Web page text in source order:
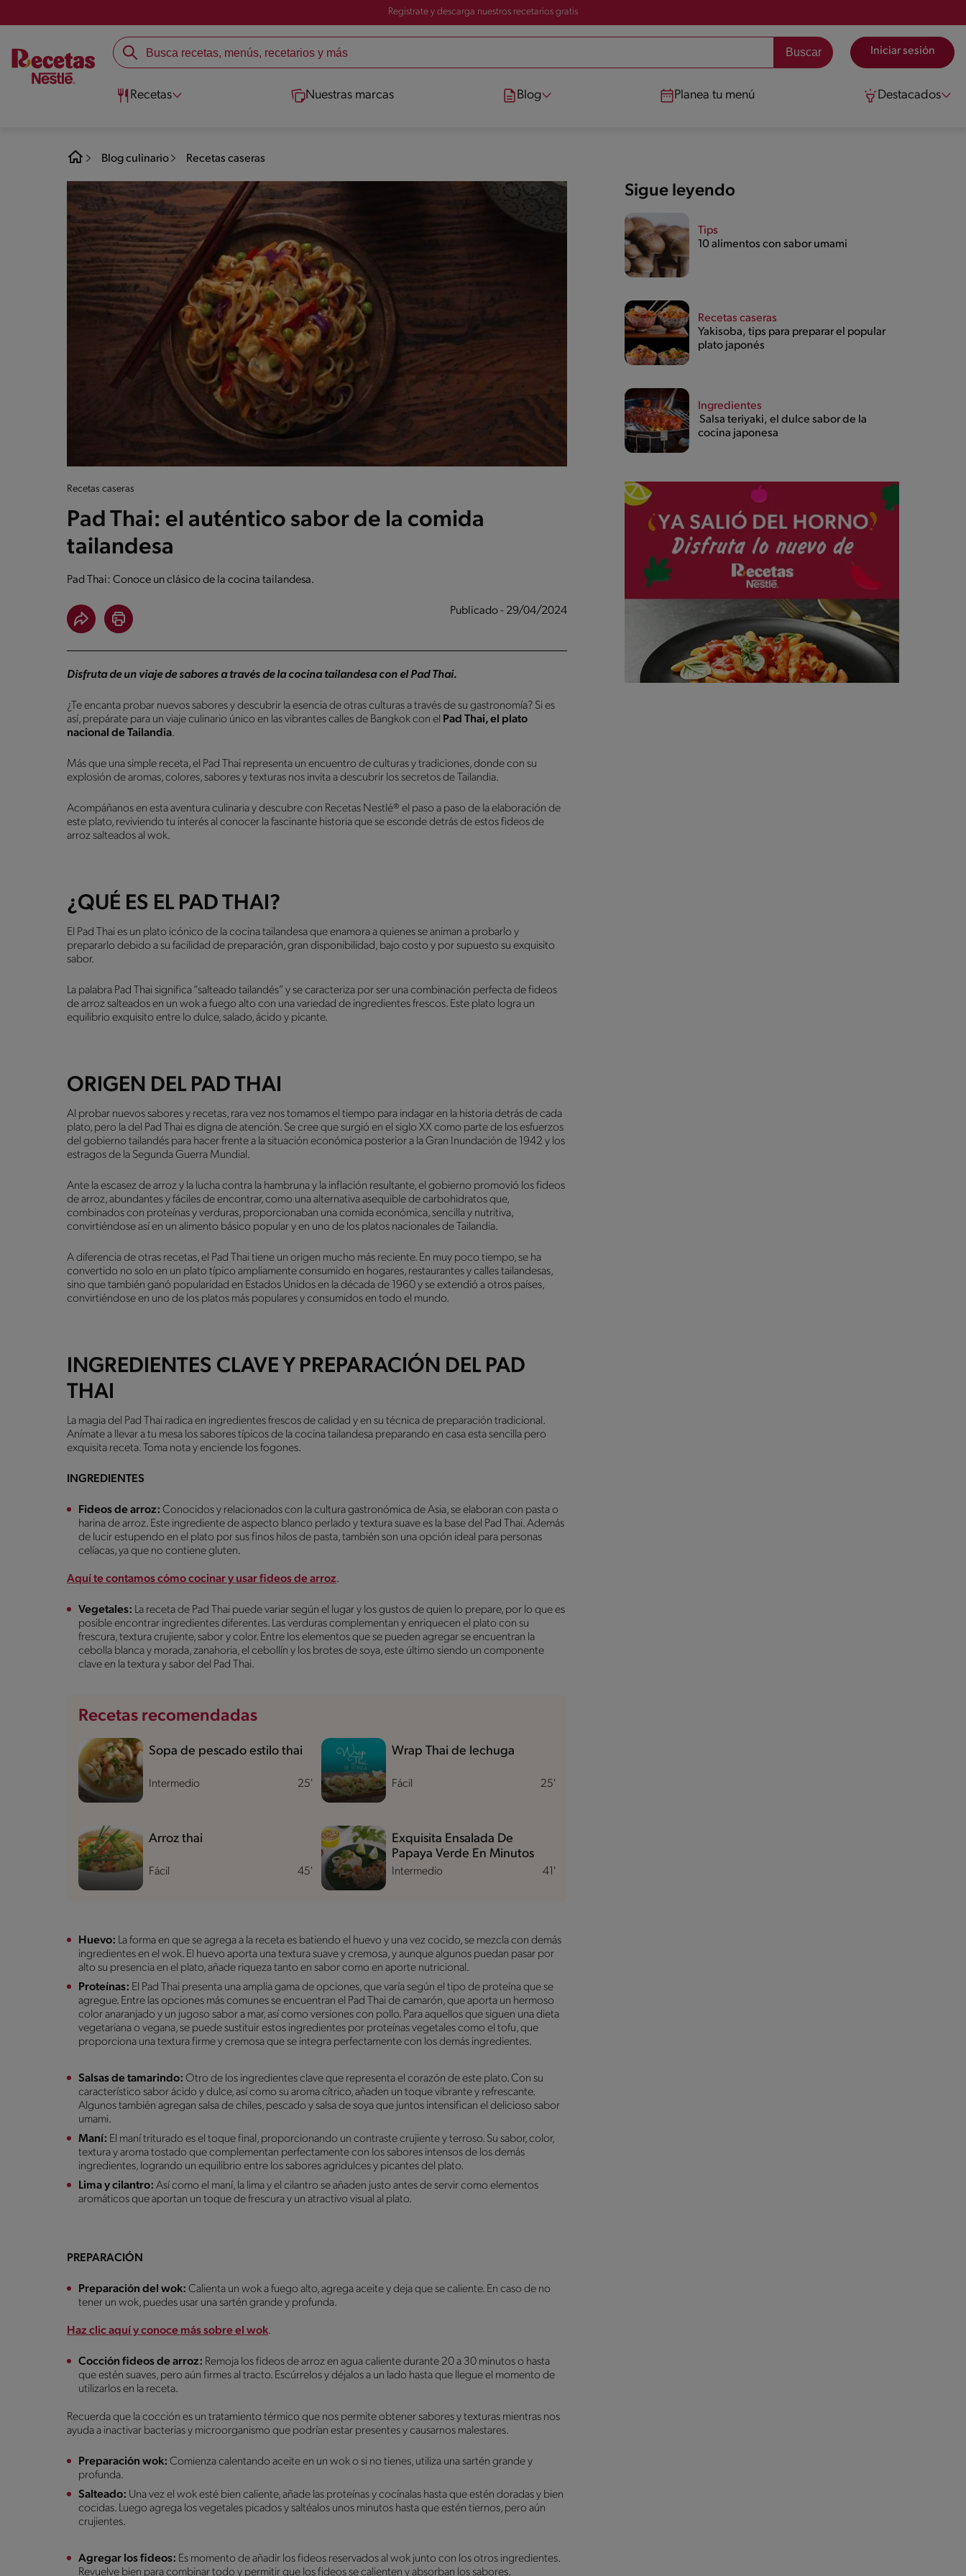
Registrate y descarga nuestros recetarios gratis
Iniciar sesión
Recetas Nuestras marcas Blog Planea tu menú Destacados
Blog culinario Recetas caseras
Recetas caseras
Pad Thai: el auténtico sabor de la comida
tailandesa
Pad Thai: Conoce un clásico de la cocina tailandesa.
Publicado - 29/04/2024
Disfruta de un viaje de sabores a través de la cocina tailandesa con el Pad Thai.
¿Te encanta probar nuevos sabores y descubrir la esencia de otras culturas a través de su gastronomía? Si es
así, prepárate para un viaje culinario único en las vibrantes calles de Bangkok con el Pad Thai, el plato
nacional de Tailandia.
Más que una simple receta, el Pad Thai representa un encuentro de culturas y tradiciones, donde con su
explosión de aromas, colores, sabores y texturas nos invita a descubrir los secretos de Tailandia.
Acompáñanos en esta aventura culinaria y descubre con Recetas Nestlé® el paso a paso de la elaboración de
este plato, reviviendo tu interés al conocer la fascinante historia que se esconde detrás de estos fideos de
arroz salteados al wok.
¿QUÉ ES EL PAD THAI?
El Pad Thai es un plato icónico de la cocina tailandesa que enamora a quienes se animan a probarlo y
prepararlo debido a su facilidad de preparación, gran disponibilidad, bajo costo y por supuesto su exquisito
sabor.
La palabra Pad Thai significa “salteado tailandés” y se caracteriza por ser una combinación perfecta de fideos
de arroz salteados en un wok a fuego alto con una variedad de ingredientes frescos. Este plato logra un
equilibrio exquisito entre lo dulce, salado, ácido y picante.
ORIGEN DEL PAD THAI
Al probar nuevos sabores y recetas, rara vez nos tomamos el tiempo para indagar en la historia detrás de cada
plato, pero la del Pad Thai es digna de atención. Se cree que surgió en el siglo XX como parte de los esfuerzos
del gobierno tailandés para hacer frente a la situación económica posterior a la Gran Inundación de 1942 y los
estragos de la Segunda Guerra Mundial.
Ante la escasez de arroz y la lucha contra la hambruna y la inflación resultante, el gobierno promovió los fideos
de arroz, abundantes y fáciles de encontrar, como una alternativa asequible de carbohidratos que,
combinados con proteínas y verduras, proporcionaban una comida económica, sencilla y nutritiva,
convirtiéndose así en un alimento básico popular y en uno de los platos nacionales de Tailandia.
A diferencia de otras recetas, el Pad Thai tiene un origen mucho más reciente. En muy poco tiempo, se ha
convertido no solo en un plato típico ampliamente consumido en hogares, restaurantes y calles tailandesas,
sino que también ganó popularidad en Estados Unidos en la década de 1960 y se extendió a otros países,
convirtiéndose en uno de los platos más populares y consumidos en todo el mundo.
INGREDIENTES CLAVE Y PREPARACIÓN DEL PAD
THAI
La magia del Pad Thai radica en ingredientes frescos de calidad y en su técnica de preparación tradicional.
Anímate a llevar a tu mesa los sabores típicos de la cocina tailandesa preparando en casa esta sencilla pero
exquisita receta. Toma nota y enciende los fogones.
INGREDIENTES
Fideos de arroz: Conocidos y relacionados con la cultura gastronómica de Asia, se elaboran con pasta o
harina de arroz. Este ingrediente de aspecto blanco perlado y textura suave es la base del Pad Thai. Además
de lucir estupendo en el plato por sus finos hilos de pasta, también son una opción ideal para personas
celíacas, ya que no contiene gluten.
Aquí te contamos cómo cocinar y usar fideos de arroz.
Vegetales: La receta de Pad Thai puede variar según el lugar y los gustos de quien lo prepare, por lo que es
posible encontrar ingredientes diferentes. Las verduras complementan y enriquecen el plato con su
frescura, textura crujiente, sabor y color. Entre los elementos que se pueden agregar se encuentran la
cebolla blanca y morada, zanahoria, el cebollín y los brotes de soya, este último siendo un componente
clave en la textura y sabor del Pad Thai.
Recetas recomendadas
Intermedio 25'
Sopa de pescado estilo thai
Fácil 25'
Wrap Thai de lechuga
Fácil 45'
Arroz thai
Intermedio 41'
Exquisita Ensalada De
Papaya Verde En Minutos
Huevo: La forma en que se agrega a la receta es batiendo el huevo y una vez cocido, se mezcla con demás
ingredientes en el wok. El huevo aporta una textura suave y cremosa, y aunque algunos puedan pasar por
alto su presencia en el plato, añade riqueza tanto en sabor como en aporte nutricional.
Proteínas: El Pad Thai presenta una amplia gama de opciones, que varía según el tipo de proteína que se
agregue. Entre las opciones más comunes se encuentran el Pad Thai de camarón, que aporta un hermoso
color anaranjado y un jugoso sabor a mar, así como versiones con pollo. Para aquellos que siguen una dieta
vegetariana o vegana, se puede sustituir estos ingredientes por proteínas vegetales como el tofu, que
proporciona una textura firme y cremosa que se integra perfectamente con los demás ingredientes.
Salsas de tamarindo: Otro de los ingredientes clave que representa el corazón de este plato. Con su
característico sabor ácido y dulce, así como su aroma cítrico, añaden un toque vibrante y refrescante.
Algunos también agregan salsa de chiles, pescado y salsa de soya que juntos intensifican el delicioso sabor
umami.
Maní: El maní triturado es el toque final, proporcionando un contraste crujiente y terroso. Su sabor, color,
textura y aroma tostado que complementan perfectamente con los sabores intensos de los demás
ingredientes, logrando un equilibrio entre los sabores agridulces y picantes del plato.
Lima y cilantro: Así como el maní, la lima y el cilantro se añaden justo antes de servir como elementos
aromáticos que aportan un toque de frescura y un atractivo visual al plato.
PREPARACIÓN
Preparación del wok: Calienta un wok a fuego alto, agrega aceite y deja que se caliente. En caso de no
tener un wok, puedes usar una sartén grande y profunda.
Haz clic aquí y conoce más sobre el wok.
Cocción fideos de arroz: Remoja los fideos de arroz en agua caliente durante 20 a 30 minutos o hasta
que estén suaves, pero aún firmes al tracto. Escúrrelos y déjalos a un lado hasta que llegue el momento de
utilizarlos en la receta.
Recuerda que la cocción es un tratamiento térmico que nos permite obtener sabores y texturas mientras nos
ayuda a inactivar bacterias y microorganismo que podrían estar presentes y causarnos malestares.
Preparación wok: Comienza calentando aceite en un wok o si no tienes, utiliza una sartén grande y
profunda.
Salteado: Una vez el wok esté bien caliente, añade las proteínas y cocínalas hasta que estén doradas y bien
cocidas. Luego agrega los vegetales picados y saltéalos unos minutos hasta que estén tiernos, pero aún
crujientes.
Agregar los fideos: Es momento de añadir los fideos reservados al wok junto con los otros ingredientes.
Revuelve bien para combinar todo y permitir que los fideos se calienten y absorban los sabores.
Sigue leyendo
Tips
10 alimentos con sabor umami
Recetas caseras
Yakisoba, tips para preparar el popular
plato japonés
Ingredientes
Salsa teriyaki, el dulce sabor de la
cocina japonesa